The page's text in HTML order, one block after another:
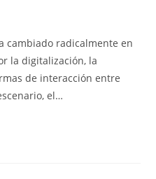
cambiado radicalmente en
la digitalización, la
de interacción entre
el…